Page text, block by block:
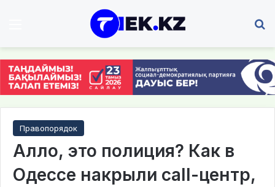
Правопорядок
Алло, это полиция? Как в
Одессе накрыли call-центр,